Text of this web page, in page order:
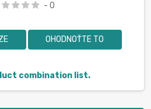
- 0
OHODNOŤTE TO
combination list.